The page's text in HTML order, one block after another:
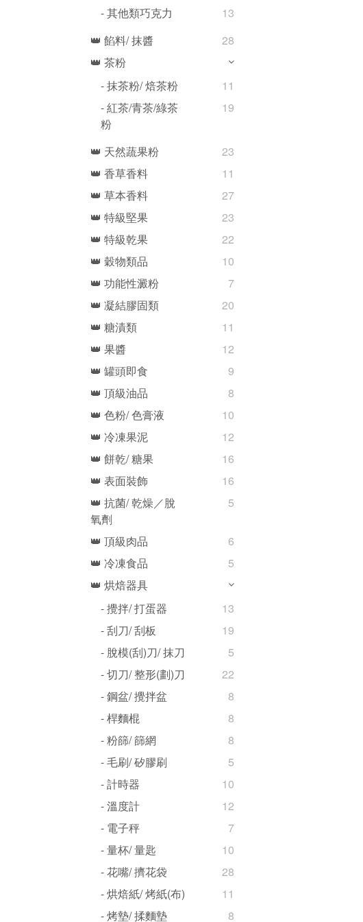
- 其他類巧克力
13
👑 餡料/ 抹醬
28
👑 茶粉
- 抹茶粉/ 焙茶粉
11
- 紅茶/青茶/綠茶
粉
19
👑 天然蔬果粉
23
👑 香草香料
11
👑 草本香料
27
👑 特級堅果
23
👑 特級乾果
22
👑 穀物類品
10
👑 功能性澱粉
7
👑 凝結膠固類
20
👑 糖漬類
11
👑 果醬
12
👑 罐頭即食
9
👑 頂級油品
8
👑 色粉/ 色膏液
10
👑 冷凍果泥
12
👑 餅乾/ 糖果
16
👑 表面裝飾
16
👑 抗菌/ 乾燥／脫
氧劑
5
👑 頂級肉品
6
👑 冷凍食品
5
👑 烘焙器具
- 攪拌/ 打蛋器
13
- 刮刀/ 刮板
19
- 脫模(刮)刀/ 抹刀
5
- 切刀/ 整形(劃)刀
22
- 鋼盆/ 攪拌盆
8
- 桿麵棍
8
- 粉篩/ 篩網
8
- 毛刷/ 矽膠刷
5
- 計時器
10
- 溫度計
12
- 電子秤
7
- 量杯/ 量匙
10
- 花嘴/ 擠花袋
28
- 烘焙紙/ 烤紙(布)
11
- 烤墊/ 揉麵墊
8